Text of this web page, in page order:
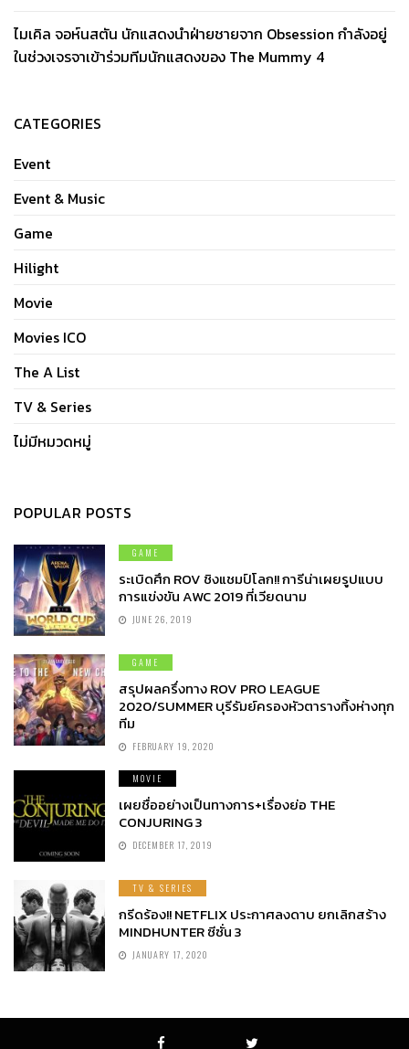
ไมเคิล จอห์นสตัน นักแสดงนำฝ่ายชายจาก Obsession กำลังอยู่
ในช่วงเจรจาเข้าร่วมทีมนักแสดงของ The Mummy 4
CATEGORIES
Event
Event & Music
Game
Hilight
Movie
Movies ICO
The A List
TV & Series
ไม่มีหมวดหมู่
POPULAR POSTS
GAME
ระเบิดศึก ROV ชิงแชมป์โลก!! การีน่าเผยรูปแบบ
การแข่งขัน AWC 2019 ที่เวียดนาม
JUNE 26, 2019
GAME
สรุปผลครึ่งทาง ROV PRO LEAGUE
2020/SUMMER บุรีรัมย์ครองหัวตารางทิ้งห่างทุก
ทีม
FEBRUARY 19, 2020
MOVIE
เผยชื่ออย่างเป็นทางการ+เรื่องย่อ THE
CONJURING 3
DECEMBER 17, 2019
TV & SERIES
กรีดร้อง!! NETFLIX ประกาศลงดาบ ยกเลิกสร้าง
MINDHUNTER ซีซั่น 3
JANUARY 17, 2020